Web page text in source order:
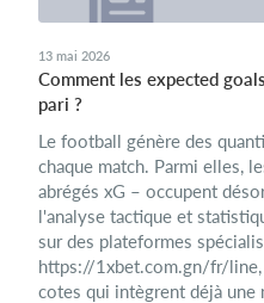
13 mai 2026
Comment les expected
pari ?
Le football génère des
chaque match. Parmi elles,
abrégés xG – occupent
l'analyse tactique et
sur des plateformes
https://1xbet.com.gn/fr/line,
cotes qui intègrent déjà une